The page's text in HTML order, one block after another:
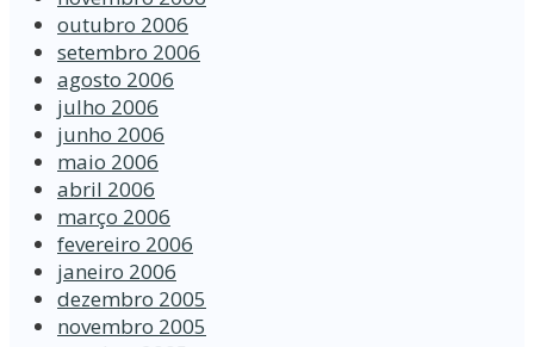
outubro 2006
setembro 2006
agosto 2006
julho 2006
junho 2006
maio 2006
abril 2006
março 2006
fevereiro 2006
janeiro 2006
dezembro 2005
novembro 2005